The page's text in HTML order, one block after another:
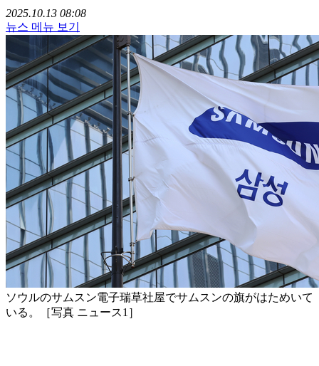
2025.10.13 08:08
뉴스 메뉴 보기
ソウルのサムスン電子瑞草社屋でサムスンの旗がはためいて
いる。［写真 ニュース1］